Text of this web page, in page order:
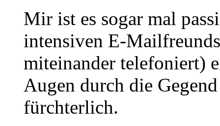
Mir ist es sogar mal
intensiven E-
miteinander telefoniert)
Augen durch die
fürchterlich.